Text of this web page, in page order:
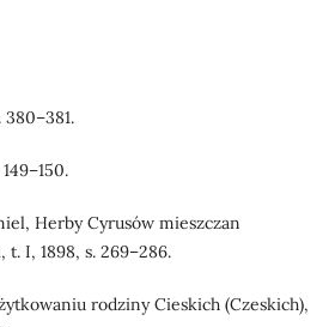
380–381.
Herby Cyrusów mieszczan
I, 1898, s. 269–286.
rodziny Cieskich (Czeskich),